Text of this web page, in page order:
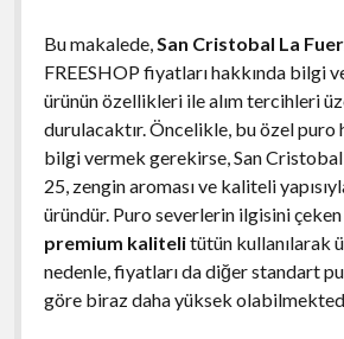
Bu makalede,San Cristobal La
FREESHOP fiyatları hakkında bilgi
ürünün özellikleri ile alım tercihleri
durulacaktır. Öncelikle, bu özel puro
bilgi vermek gerekirse, San Cristobal
25, zengin aroması ve kaliteli
üründür. Puro severlerin ilgisini
premium kalitelitütün kullanılarak
nedenle, fiyatları da diğer standart
göre biraz daha yüksek